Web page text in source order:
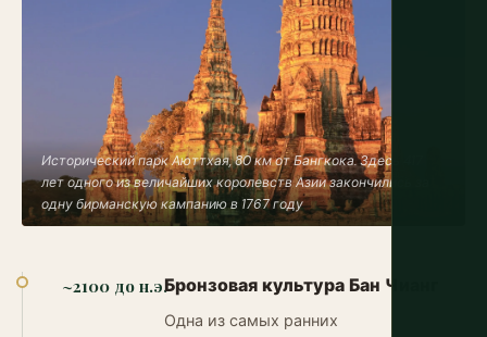
Исторический парк Аюттхая, 80 км от Бангкока. Здесь 417
лет одного из величайших королевств Азии закончились за
одну бирманскую кампанию в 1767 году
~2100 до н.э.Бронзовая культура Бан Чианг
Одна из самых ранних